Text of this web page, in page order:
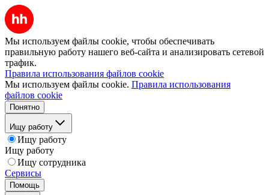
Мы используем файлы cookie, чтобы обеспечивать
правильную работу нашего веб-сайта и анализировать сетевой
трафик.
Правила использования файлов cookie
Мы используем файлы cookie. Правила использования
файлов cookie
Понятно
Ищу работу
Ищу работу
Ищу работу
Ищу сотрудника
Сервисы
Помощь